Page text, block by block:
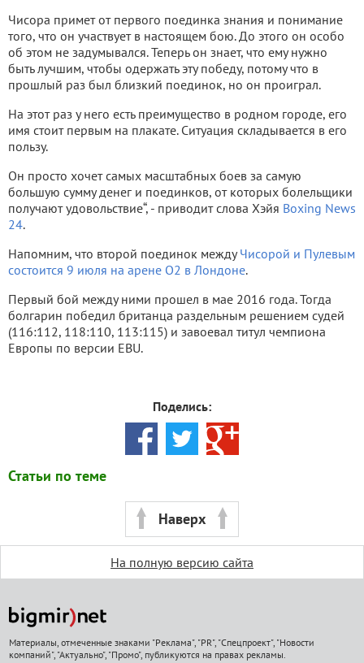
Чисора примет от первого поединка знания и понимание
того, что он участвует в настоящем бою. До этого он особо
об этом не задумывался. Теперь он знает, что ему нужно
быть лучшим, чтобы одержать эту победу, потому что в
прошлый раз был близкий поединок, но он проиграл.
На этот раз у него есть преимущество в родном городе, его
имя стоит первым на плакате. Ситуация складывается в его
пользу.
Он просто хочет самых масштабных боев за самую
большую сумму денег и поединков, от которых болельщики
получают удовольствие“, - приводит слова Хэйя Boxing News
24.
Напомним, что второй поединок междуЧисорой и Пулевым
состоится 9 июля на арене O2 в Лондоне.
Первый бой между ними прошел в мае 2016 года. Тогда
болгарин победил британца раздельным решением судей
(116:112, 118:110, 113:115) и завоевал титул чемпиона
Европы по версии EBU.
Поделись:
Статьи по теме
Наверх
На полную версию сайта
Материалы, отмеченные знаками "Реклама", "PR", "Спецпроект", "Новости
компаний", "Актуально", "Промо", публикуются на правах рекламы.